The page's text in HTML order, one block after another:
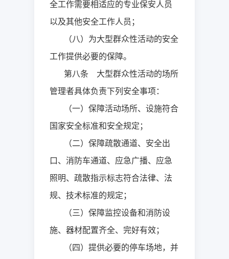
全工作需要相适应的专业保安人员
以及其他安全工作人员；
（八）为大型群众性活动的安全
工作提供必要的保障。
第八条 大型群众性活动的场所
管理者具体负责下列安全事项：
（一）保障活动场所、设施符合
国家安全标准和安全规定；
（二）保障疏散通道、安全出
口、消防车通道、应急广播、应急
照明、疏散指示标志符合法律、法
规、技术标准的规定；
（三）保障监控设备和消防设
施、器材配置齐全、完好有效；
（四）提供必要的停车场地，并